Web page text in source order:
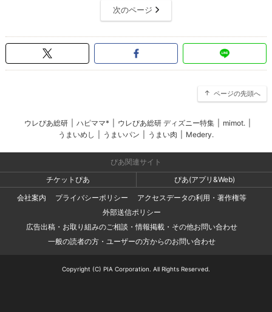
次のページ
ページの先頭へ
ウレぴあ総研 ハピママ* ウレぴあ総研 ディズニー特集 mimot.
うまいめし
うまいパン うまい肉 Medery.
ぴあ関連サイト
チケットぴあ
ぴあ(アプリ&Web)
会社案内
プライバシーポリシー
アクセスデータの利用・著作権等
外部送信ポリシー
広告出稿・お取り組みのご相談・情報掲載・その他お問い合わせ
一般の読者の方・ユーザーの方からのお問い合わせ
Copyright (C) PIA Corporation. All Rights Reserved.